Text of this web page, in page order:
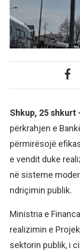
Shkup, 25 shkurt
përkrahjen e
përmirësojë
e vendit duke
në sisteme
ndriçimin publik.
Ministria e
realizimin e
sektorin publik, i